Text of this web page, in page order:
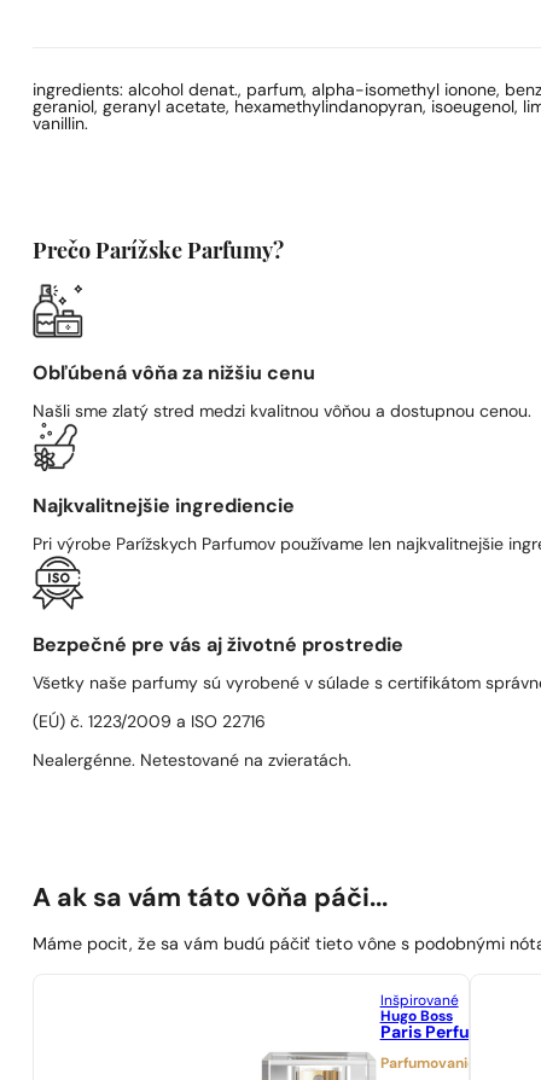
ingredients: alcohol denat., parfum, alpha-isomethyl ionone,
geraniol, geranyl acetate, hexamethylindanopyran, isoeugenol,
vanillin.
Prečo Parížske Parfumy?
Obľúbená vôňa za nižšiu cenu
Našli sme zlatý stred medzi kvalitnou vôňou a dostupnou cenou.
Najkvalitnejšie ingrediencie
Pri výrobe Parížskych Parfumov používame len najkvalitnejšie
Bezpečné pre vás aj životné prostredie
Všetky naše parfumy sú vyrobené v súlade s certifikátom
(EÚ) č. 1223/2009 a ISO 22716
Nealergénne. Netestované na zvieratách.
A ak sa vám táto vôňa páči...
Máme pocit, že sa vám budú páčiť tieto vône s podobnými
Inšpirované
Hugo Boss
Paris Perfumes N°
Parfumovanie 25%